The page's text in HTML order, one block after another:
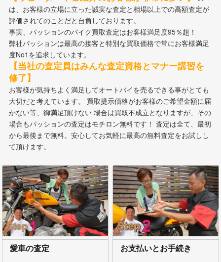
は、お客様の立場に立った誠実な査定と相場以上での高額査定が
評価されてのことだと自負しております。
事実、パッションのバイク買取査定はお客様満足度95％超！
弊社パッションは最高の接客と特別な買取価格で常にお客様満足
度No1を追求しています。
【当社の査定員はみんな査定資格とマナー講習を
修了】
お客様が気持ちよく満足してオートバイを売るできる事がとても
大切だと考えています。 買取提示価格がお客様のご希望金額に届
かない等、御満足頂けない 場合は買取不成立となりますが、その
場合もパッションの査定はモチロン無料です！ 査定は全て、最初
から最後まで無料。安心してお気軽に最高の無料査定をお試しし
て頂けます。
愛車の査定 お支払いとお手続き